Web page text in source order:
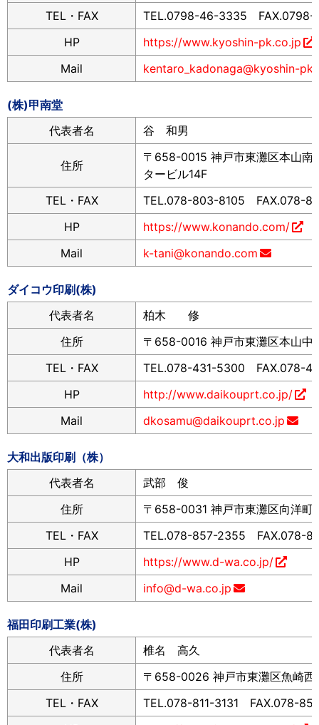
TEL・FAX
TEL.0798-46-3335 FAX.0798-
HP
https://www.kyoshin-pk.co.jp
Mail
kentaro_kadonaga@kyoshin-
(株)甲南堂
代表者名
谷 和男
住所
〒658-0015 神戸市東灘区本山
タービル14F
TEL・FAX
TEL.078-803-8105 FAX.078-
HP
https://www.konando.com/
Mail
k-tani@konando.com
ダイコウ印刷(株)
代表者名
柏木 修
住所
〒658-0016 神戸市東灘区本山中
TEL・FAX
TEL.078-431-5300 FAX.078-
HP
http://www.daikouprt.co.jp/
Mail
dkosamu@daikouprt.co.jp
大和出版印刷（株）
代表者名
武部 俊
住所
〒658-0031 神戸市東灘区向洋町
TEL・FAX
TEL.078-857-2355 FAX.078-
HP
https://www.d-wa.co.jp/
Mail
info@d-wa.co.jp
福田印刷工業(株)
代表者名
椎名 高久
住所
〒658-0026 神戸市東灘区魚崎
TEL・FAX
TEL.078-811-3131 FAX.078-